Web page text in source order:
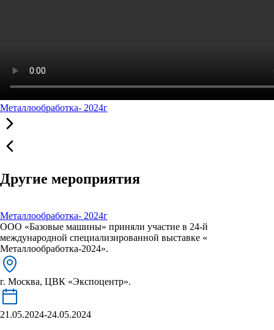
Металлообработка- 2024г
Другие мероприятия
Металлообработка- 2024г
ООО «Базовые машины» приняли участие в 24-й
международной специализированной выставке «
Металлообработка-2024».
г. Москва, ЦВК «Экспоцентр».
21.05.2024-24.05.2024